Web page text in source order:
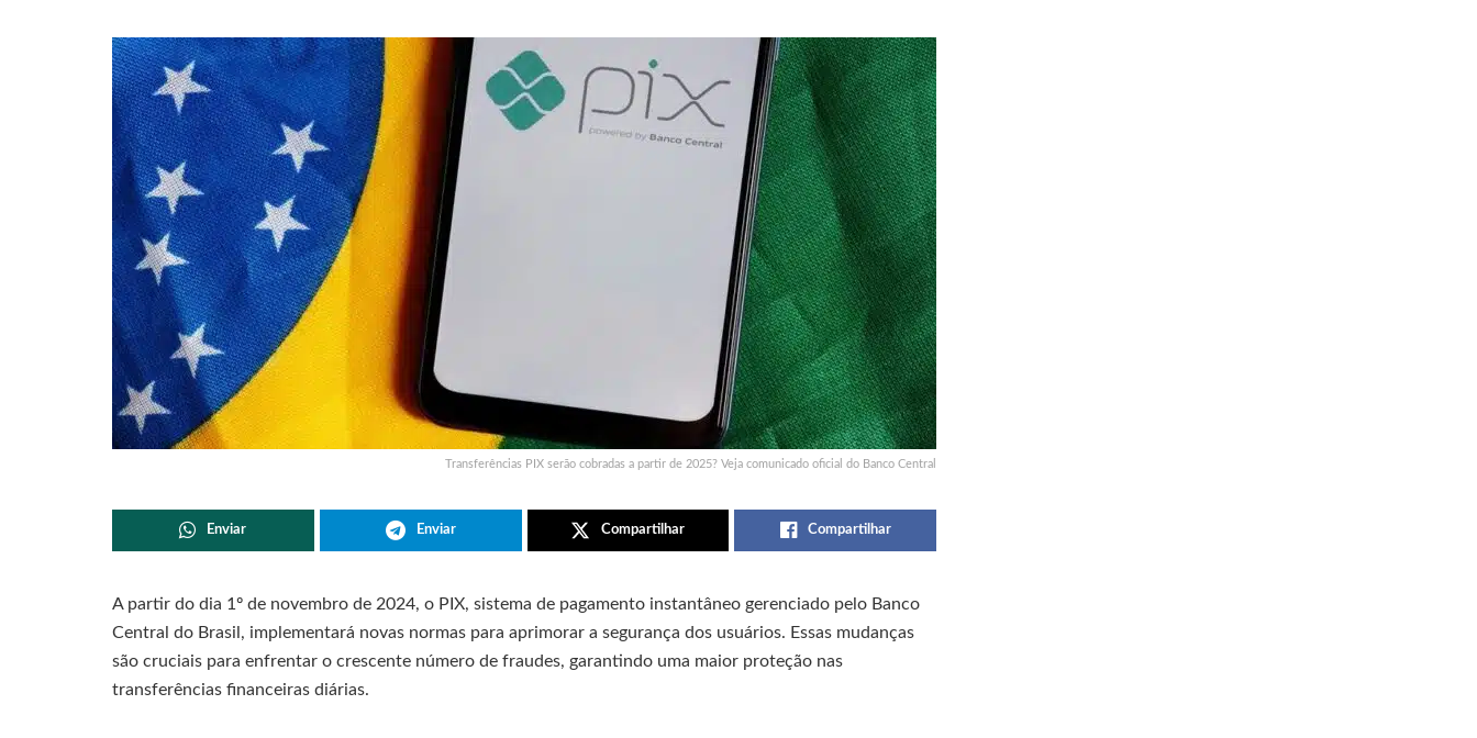
Transferências PIX serão cobradas a partir de 2025? Veja comunicado oficial do Banco Central
Enviar Enviar Compartilhar Compartilhar
A partir do dia 1º de novembro de 2024, o PIX, sistema de pagamento instantâneo gerenciado pelo Banco
Central do Brasil, implementará novas normas para aprimorar a segurança dos usuários. Essas mudanças
são cruciais para enfrentar o crescente número de fraudes, garantindo uma maior proteção nas
transferências financeiras diárias.